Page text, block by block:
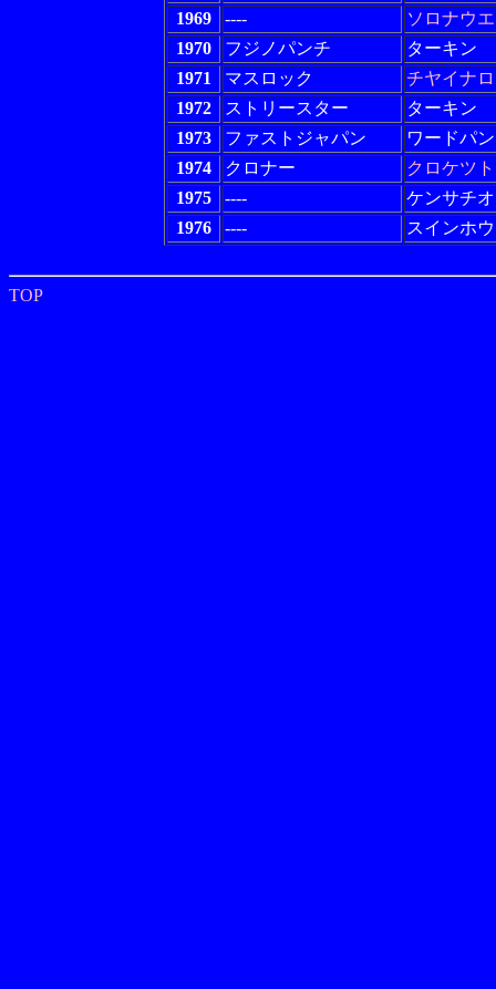
1969
----
ソロナウ
1970
フジノパンチ
ターキン
1971
マスロック
チヤイナ
1972
ストリースター
ターキン
1973
ファストジャパン
ワードパン
1974
クロナー
クロケツト
1975
----
ケンサチ
1976
---- スインホ
TOP